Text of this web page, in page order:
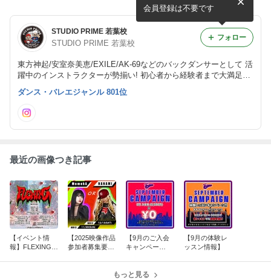
STUDIO PRIME 若葉校
STUDIO PRIME 若葉校
東方神起/安室奈美恵/EXILE/AK-69などのバックダンサーとして 活
躍中のインストラクターが勢揃い! 初心者から経験者まで大満足の
レッスンプログラム!!
会員登録は不要です
フォロー
ダンス・バレエジャンル 801位
最近の画像つき記事
【イベント情
報】FLEXING v
【2025映像作品
参加者募集要
【9月のご入会
キャンペー
【9月の体験レ
ッスン情報】
もっと見る